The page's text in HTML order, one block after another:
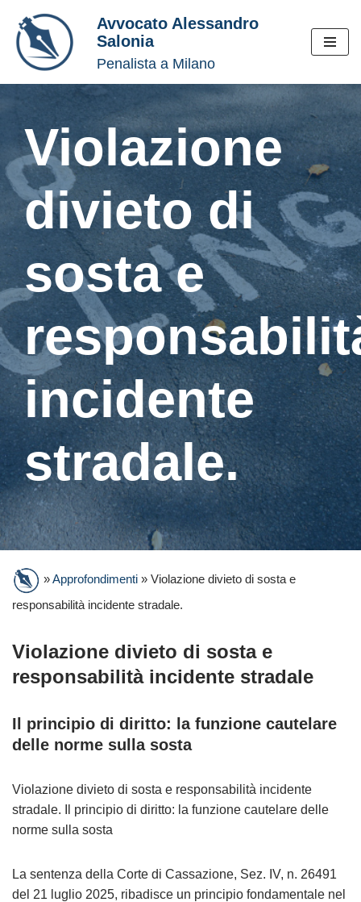
Vai
al
contenuto
Avvocato Alessandro
Salonia
Penalista a Milano
Violazione
divieto di
sosta e
incidente
stradale.
»Approfondimenti » Violazione divieto di sosta e
responsabilità incidente stradale.
Violazione divieto di sosta e
responsabilità incidente stradale
Il principio di diritto: la funzione cautelare
delle norme sulla sosta
Violazione divieto di sosta e responsabilità incidente
stradale. Il principio di diritto: la funzione cautelare delle
norme sulla sosta
La sentenza della Corte di Cassazione, Sez. IV, n. 26491
del 21 luglio 2025, ribadisce un principio fondamentale nel